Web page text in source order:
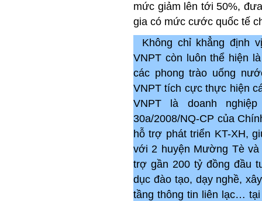
mức giảm lên tới 50%,
gia có mức cước quốc tế
Không chỉ khẳng định
VNPT còn luôn thể hiện
các phong trào uống
VNPT tích cực thực hiện
VNPT là doanh
30a/2008/NQ-CP của
hỗ trợ phát triển KT-XH,
với 2 huyện Mường Tè
trợ gần 200 tỷ đồng đầu
dục đào tạo, dạy nghề,
tầng thông tin liên lạc… tại